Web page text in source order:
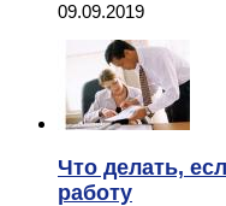
09.09.2019
Что делать,
работу